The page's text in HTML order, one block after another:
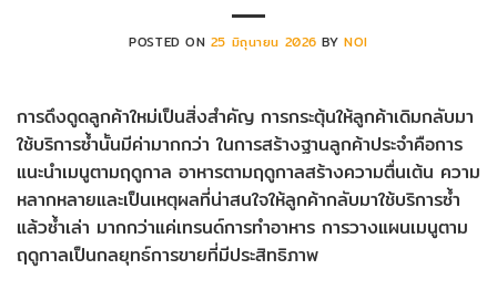
POSTED ON 25 มิถุนายน 2026 BY NOI
การดึงดูดลูกค้าใหม่เป็นสิ่งสำคัญ การกระตุ้นให้ลูกค้าเดิมกลับมา
ใช้บริการซ้ำนั้นมีค่ามากกว่า ในการสร้างฐานลูกค้าประจำคือการ
แนะนำเมนูตามฤดูกาล อาหารตามฤดูกาลสร้างความตื่นเต้น ความ
หลากหลายและเป็นเหตุผลที่น่าสนใจให้ลูกค้ากลับมาใช้บริการซ้ำ
แล้วซ้ำเล่า มากกว่าแค่เทรนด์การทำอาหาร การวางแผนเมนูตาม
ฤดูกาลเป็นกลยุทธ์การขายที่มีประสิทธิภาพ